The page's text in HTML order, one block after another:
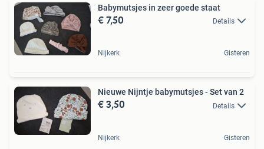
Babymutsjes in zeer goede staat
€ 7,50 Details
Nijkerk Gisteren
Nieuwe Nijntje babymutsjes - Set van 2
€ 3,50 Details
Nijkerk Gisteren